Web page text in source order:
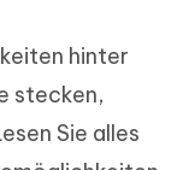
hinter
stecken,
Sie alles